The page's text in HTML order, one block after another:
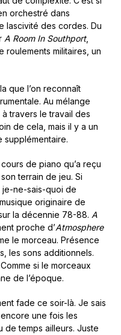
orchestré dans
lascivité des cordes. Du
A Room In Southport,
militaires, un
que l’on reconnaît
Au mélange
à travers le travail des
de cela, mais il y a un
supplémentaire.
de piano qu’a reçu
terrain de jeu. Si
je-ne-sais-quoi de
originaire de
la décennie 78-88. A
proche d’Atmosphere
le morceau. Présence
les sons additionnels.
si le morceaux
de l’époque.
fade ce soir-là. Je sais
une fois les
de temps ailleurs. Juste